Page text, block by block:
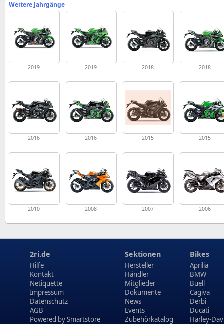
Weitere Jahrgänge
2019 2019 2018 2018
2016 2016 2015 2015
2010 2008 2007 2006
2ri.de
Hilfe
Kontakt
Netiquette
Impressum
Datenschutz
AGB
Powered bySmartstore
Sektionen
Hersteller
Händler
Mitglieder
Dokumente
News
Events
Zubehörkatalog
Bikes
Aprilia
BMW
Buell
Cagiva
Derbi
Ducati
Harley-